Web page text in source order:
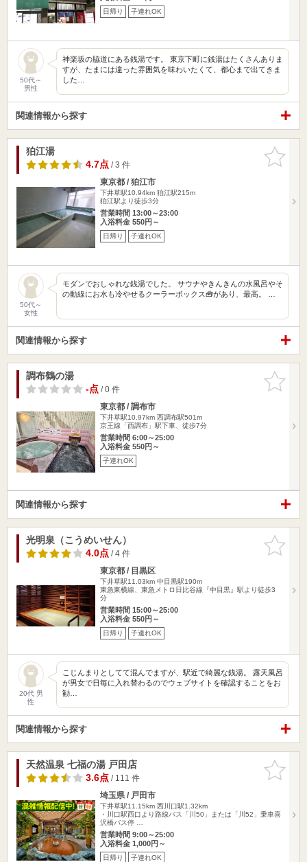
日帰り 子連れOK
50代～
男性
神楽坂の脇道にある銭湯です。 東京下町に銭湯はたくさんありま
すが、たまには違った雰囲気を味わいたくて、都心まで出てきま
した…
関連情報から探す
お気に入
りに追加
狛江湯
4.7点/ 3 件
東京都 / 狛江市
下井草駅10.94km 狛江駅215m
狛江駅より徒歩3分
営業時間 13:00～23:00
入浴料金 550円～
日帰り 子連れOK
50代～
女性
モダンでおしゃれな銭湯でした。 サウナやきんきんの水風呂やそ
の動線にお水も冷やせるクーラーボックス🧰があり、最高。 …
関連情報から探す
お気に入
りに追加
調布鶴の湯
-点/ 0 件
東京都 / 調布市
下井草駅10.97km 西調布駅501m
京王線「西調布」駅下車、徒歩7分
営業時間 6:00～25:00
入浴料金 550円～
子連れOK
関連情報から探す
お気に入
りに追加
光明泉（こうめいせん）
4.0点/ 4 件
東京都 / 目黒区
下井草駅11.03km 中目黒駅190m
東急東横線、東急メトロ日比谷線『中目黒』駅より徒歩3
分
営業時間 15:00～25:00
入浴料金 550円～
日帰り 子連れOK
20代 男
性
こじんまりとしてて混んでますが、駅近で綺麗な銭湯。 露天風呂
が男女で日毎に入れ替わるのでウェブサイトを確認することをお
勧…
関連情報から探す
お気に入
りに追加
天然温泉 七福の湯 戸田店
3.6点/ 111 件
埼玉県 / 戸田市
下井草駅11.15km 西川口駅1.32km
・川口駅西口より路線バス「川50」または「川52」乗車喜
沢橋バス停 …
営業時間 9:00～25:00
入浴料金 1,000円～
日帰り 子連れOK